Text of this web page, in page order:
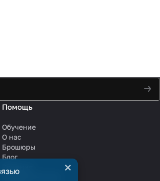
Помощь
Обучение
О нас
Брошюры
Блог
Сотрудничество
×